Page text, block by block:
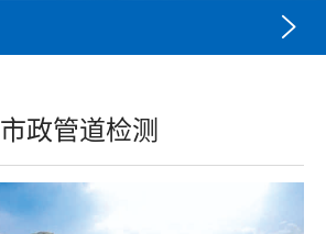

市政管道检测